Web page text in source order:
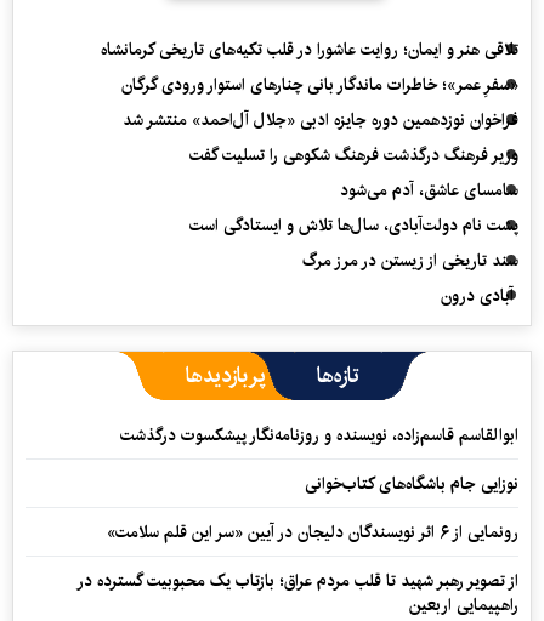
تلاقی هنر و ایمان؛ روایت عاشورا در قلب تکیه‌های تاریخی کرمانشاه
«سفرِ عمر»؛ خاطرات ماندگار بانی چنارهای استوار ورودی گرگان
فراخوان نوزدهمین دوره جایزه ادبی «جلال آل‌احمد» منتشر شد
وزیر فرهنگ درگذشت فرهنگ شکوهی را تسلیت گفت
سامسای عاشق، آدم می‌شود
پشت نام دولت‌آبادی، سال‌ها تلاش و ایستادگی است
سند تاریخی از زیستن در مرز مرگ
آبادی درون
تازه‌ها پربازدیدها
ابوالقاسم قاسم‌زاده، نویسنده و روزنامه‌نگار پیشکسوت درگذشت
نوزایی جام باشگاه‌های کتاب‌خوانی
رونمایی از ۶ اثر نویسندگان دلیجان در آیین «سر این قلم سلامت»
از تصویر رهبر شهید تا قلب مردم عراق؛ بازتاب یک محبوبیت گسترده در
راهپیمایی اربعین